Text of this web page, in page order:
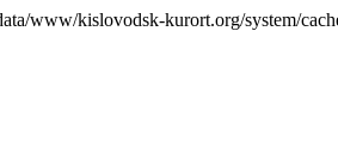
www/kislovodsk-kurort.org/system/